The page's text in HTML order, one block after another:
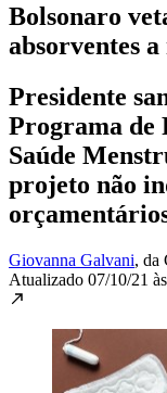
Bolsonaro
absorventes
Presidente
Programa de
Saúde
projeto não
Giovanna Galvani, da
Atualizado 07/10/21